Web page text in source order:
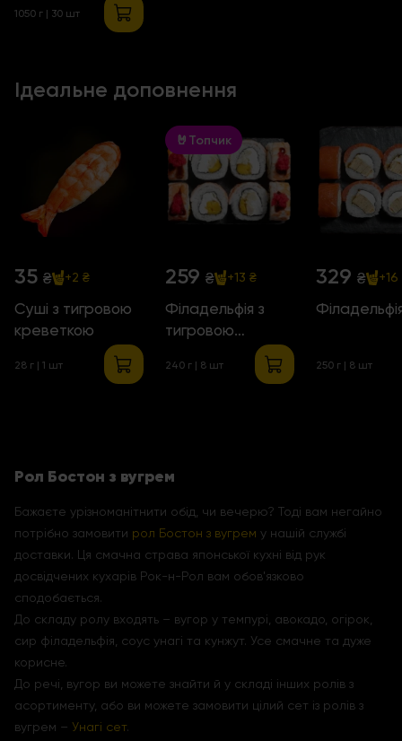
1050 г | 30 шт
Ідеальне доповнення
35 ₴ +2 ₴
Суші з тигровою
креветкою
28 г | 1 шт
🤘Топчик
259 ₴ +13 ₴
Філадельфія з
тигровою
манго
240 г | 8 шт
329 ₴ +16
250 г | 8 шт
Рол Бостон з вугрем
Бажаєте урізноманітнити обід, чи вечерю? Тоді вам негайно
потрібно замовити рол Бостон з вугрем у нашій службі
доставки. Ця смачна страва японської кухні від рук
досвідчених кухарів Рок-н-Рол вам обов'язково
сподобається.
До складу ролу входять – вугор у темпурі, авокадо, огірок,
сир філадельфія, соус унагі та кунжут. Усе смачне та дуже
корисне.
До речі, вугор ви можете знайти й у складі інших ролів з
асортименту, або ви можете замовити цілий сет із ролів з
вугрем – Унагі сет.